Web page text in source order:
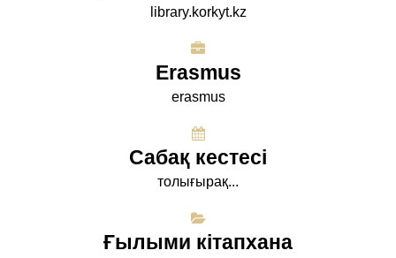
library.korkyt.kz
Erasmus
erasmus
Сабақ кестесі
толығырақ...
Ғылыми кітапхана